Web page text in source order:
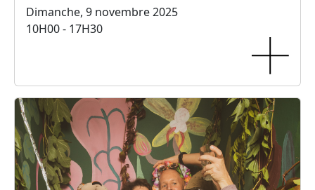
Dimanche, 9 novembre 2025
10H00 - 17H30